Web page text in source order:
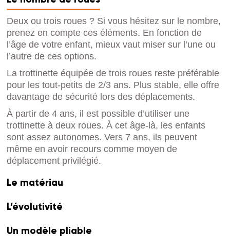
Deux ou trois roues ? Si vous hésitez sur le nombre,
prenez en compte ces éléments. En fonction de
l’âge de votre enfant, mieux vaut miser sur l’une ou
l’autre de ces options.
La trottinette équipée de trois roues reste préférable
pour les tout-petits de 2/3 ans. Plus stable, elle offre
davantage de sécurité lors des déplacements.
À partir de 4 ans, il est possible d’utiliser une
trottinette à deux roues. À cet âge-là, les enfants
sont assez autonomes. Vers 7 ans, ils peuvent
même en avoir recours comme moyen de
déplacement privilégié.
Le matériau
L’évolutivité
Un modèle pliable